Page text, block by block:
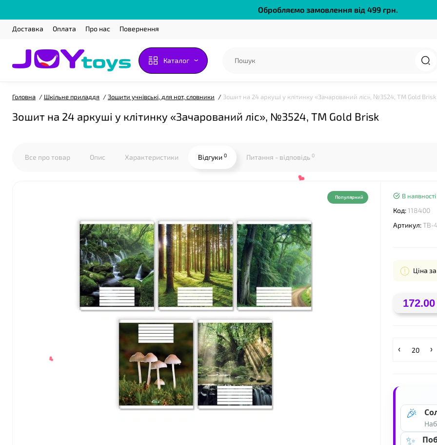
Обробляємо замовлення від 499 грн.
Доставка Оплата Про нас Повернення
Каталог
Головна Шкільне приладдя Зошити учнівські, для нот, словники Зошит на 24 аркуші у клітинку «Зачарований ліс», №3524, ТМ Gold Brisk
Зошит на 24 аркуші у клітинку «Зачарований ліс», №3524, ТМ Gold Brisk
Все про товар Опис Характеристики Відгуки 0 Питання - відповідь 0
Популярний В наявності
Код:118400
Артикул:ТВ-
Ціна
🎉
✨